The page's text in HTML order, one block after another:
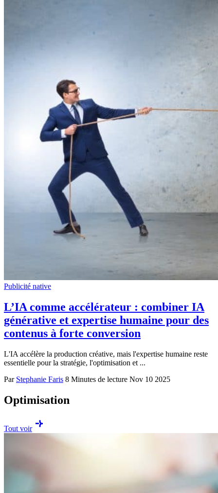
Publicité native
L’IA comme accélérateur : combiner IA
générative et expertise humaine pour des
contenus à forte conversion
L'IA accélère la production créative, mais l'expertise humaine reste
essentielle pour la stratégie, l'optimisation et ...
Par Stephanie Faris 8 Minutes de lecture Nov 10 2025
Optimisation
Tout voir